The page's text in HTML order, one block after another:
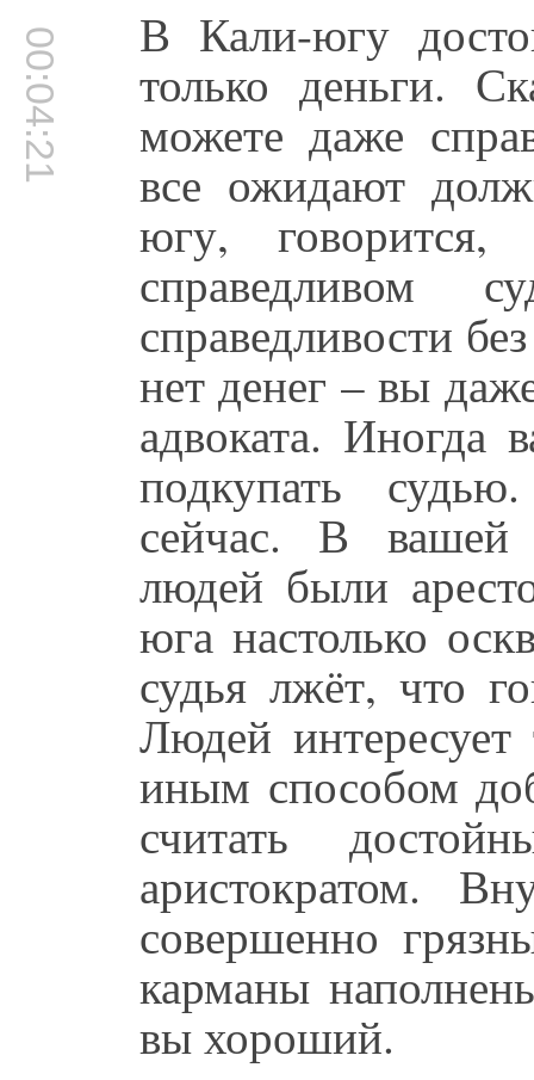
00:04:21 В Кали-югу
только деньги.
можете даже
все ожидают
югу,
справедливом
справедливости
нет денег – вы
адвоката. Иногда
подкупать
сейчас. В вашей
людей были
юга настолько
судья лжёт, что
Людей
иным способом
считать
аристократом.
совершенно
карманы
вы хороший.